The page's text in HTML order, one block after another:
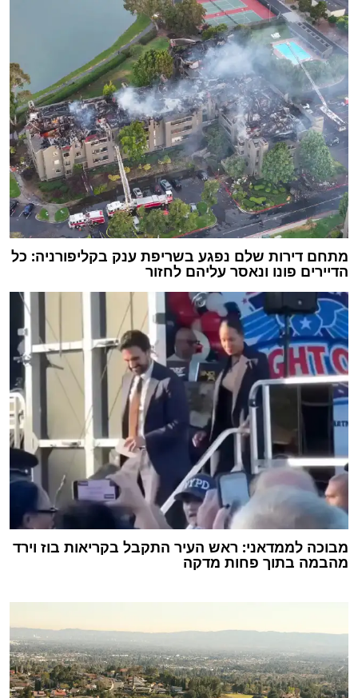
מתחם דירות שלם נפגע בשריפת ענק בקליפורניה: כל
הדיירים פונו ונאסר עליהם לחזור
מבוכה לממדאני: ראש העיר התקבל בקריאות בוז וירד
מהבמה בתוך פחות מדקה